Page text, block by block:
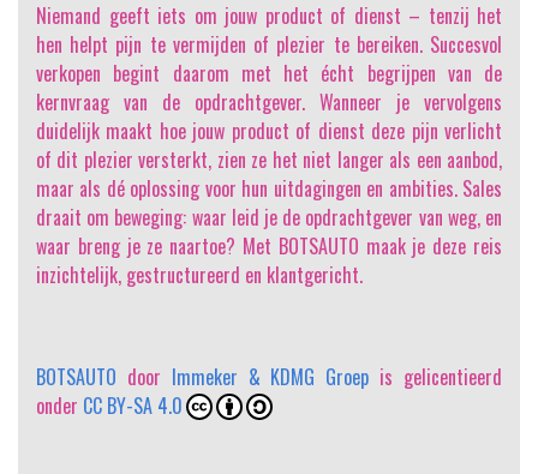
Niemand geeft iets om jouw product of dienst – tenzij het
hen helpt pijn te vermijden of plezier te bereiken. Succesvol
verkopen begint daarom met het écht begrijpen van de
kernvraag van de opdrachtgever. Wanneer je vervolgens
duidelijk maakt hoe jouw product of dienst deze pijn verlicht
of dit plezier versterkt, zien ze het niet langer als een aanbod,
maar als dé oplossing voor hun uitdagingen en ambities. Sales
draait om beweging: waar leid je de opdrachtgever van weg, en
waar breng je ze naartoe? Met BOTSAUTO maak je deze reis
inzichtelijk, gestructureerd en klantgericht.
BOTSAUTO door Immeker & KDMG Groep is gelicentieerd
onder CC BY-SA 4.0